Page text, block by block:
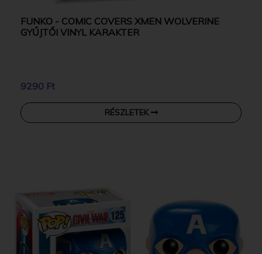
FUNKO - COMIC COVERS XMEN WOLVERINE
GYŰJTŐI VINYL KARAKTER
9290 Ft
RÉSZLETEK